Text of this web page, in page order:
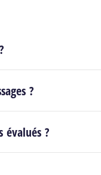
?
évalués ?